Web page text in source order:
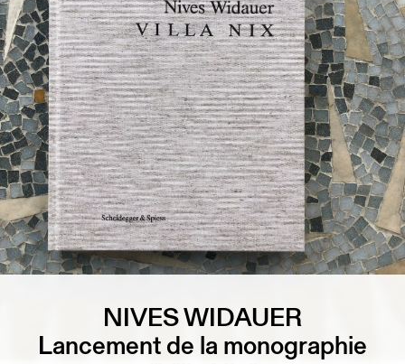
Informations
FR/EN
NIVES WIDAUER
Lancement de la monographie